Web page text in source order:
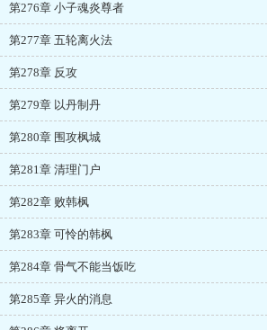
第276章 小子魂炎尊者
第277章 五轮离火法
第278章 反攻
第279章 以丹制丹
第280章 围攻枫城
第281章 清理门户
第282章 败韩枫
第283章 可怜的韩枫
第284章 骨气不能当饭吃
第285章 异火的消息